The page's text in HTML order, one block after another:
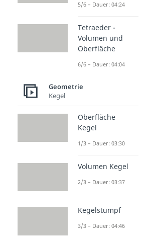
5/6 – Dauer: 04:24
Tetraeder -
Volumen und
Oberfläche
6/6 – Dauer: 04:04
Geometrie
Kegel
Oberfläche
Kegel
1/3 – Dauer: 03:30
Volumen Kegel
2/3 – Dauer: 03:37
Kegelstumpf
3/3 – Dauer: 04:46